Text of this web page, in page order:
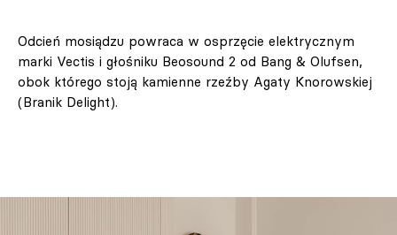
Odcień mosiądzu powraca w osprzęcie elektrycznym
marki Vectis i głośniku Beosound 2 od Bang & Olufsen,
obok którego stoją kamienne rzeźby Agaty Knorowskiej
(Branik Delight).